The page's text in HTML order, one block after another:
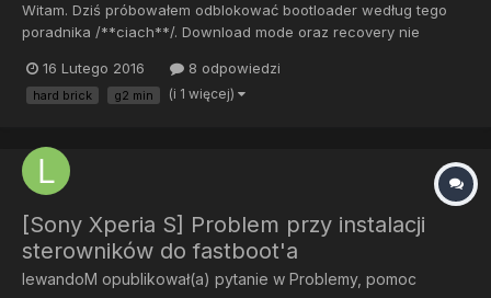
Witam. Dziś próbowałem odblokować bootloader według tego
poradnika /**ciach**/. Download mode oraz recovery nie
wyjmę baterię na podłączonym do ładowarki telefonie pokazuje
się żółty trójkąt. Rom Stock 5.0.2.
16 Lutego 2016 8 odpowiedzi
hard brick g2 min (i 1 więcej)
[Sony Xperia S] Problem przy instalacji
sterowników do fastboot'a
lewandoM opublikował(a) pytanie w Problemy, pomoc